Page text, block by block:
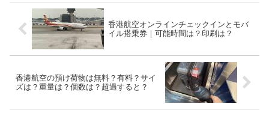
香港航空オンラインチェックインとモバ
イル搭乗券｜可能時間は？印刷は？
香港航空の預け荷物は無料？有料？サイ
ズは？重量は？個数は？超過すると？